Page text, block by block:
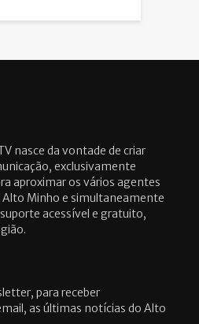
nasce da vontade de criar
exclusivamente
aproximar os vários agentes
Minho e simultaneamente
acessível e gratuito,
para receber
as últimas notícias do Alto